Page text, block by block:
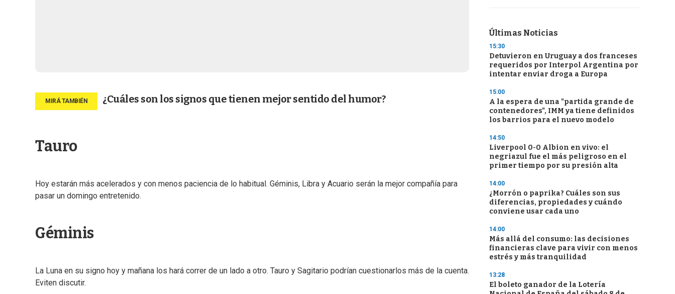
¿Cuáles son los signos que tienen mejor sentido del humor?
Tauro
Hoy estarán más acelerados y con menos paciencia de lo habitual. Géminis, Libra y Acuario serán la mejor compañía para
pasar un domingo entretenido.
Géminis
La Luna en su signo hoy y mañana los hará correr de un lado a otro. Tauro y Sagitario podrían cuestionarlos más de la cuenta.
Eviten discutir.
Últimas Noticias
15:30
Detuvieron en Uruguay a dos franceses
requeridos por Interpol Argentina por
intentar enviar droga a Europa
15:00
A la espera de una "partida grande de
contenedores", IMM ya tiene definidos
los barrios para el nuevo modelo
14:50
Liverpool 0-0 Albion en vivo: el
negriazul fue el más peligroso en el
primer tiempo por su presión alta
14:00
¿Morrón o paprika? Cuáles son sus
diferencias, propiedades y cuándo
conviene usar cada uno
14:00
Más allá del consumo: las decisiones
financieras clave para vivir con menos
estrés y más tranquilidad
13:28
El boleto ganador de la Lotería